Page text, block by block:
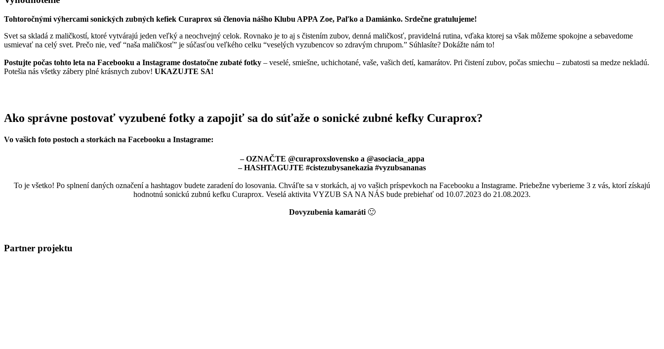
Tohtoročnými výhercami sonických zubných kefiek Curaprox sú členovia nášho Klubu APPA Zoe, Paľko a Damiánko. Srdečne gratulujeme!
Svet sa skladá z maličkostí, ktoré vytvárajú jeden veľký a neochvejný celok. Rovnako je to aj s čistením zubov, denná maličkosť, pravidelná rutina, vďaka ktorej sa však môžeme spokojne a sebavedome
usmievať na celý svet. Prečo nie, veď “naša maličkosť” je súčasťou veľkého celku “veselých vyzubencov so zdravým chrupom.” Súhlasíte? Dokážte nám to!
Postujte počas tohto leta na Facebooku a Instagrame dostatočne zubaté fotky – veselé, smiešne, uchichotané, vaše, vašich detí, kamarátov. Pri čistení zubov, počas smiechu – zubatosti sa medze nekladú.
Potešia nás všetky zábery plné krásnych zubov! UKAZUJTE SA!
Ako správne postovať vyzubené fotky a zapojiť sa do súťaže o sonické zubné kefky Curaprox?
Vo vašich foto postoch a storkách na Facebooku a Instagrame:
– OZNAČTE @curaproxslovensko a @asociacia_appa
– HASHTAGUJTE #cistezubysanekazia #vyzubsananas
To je všetko! Po splnení daných označení a hashtagov budete zaradení do losovania. Chváľte sa v storkách, aj vo vašich príspevkoch na Facebooku a Instagrame. Priebežne vyberieme 3 z vás, ktorí získajú
hodnotnú sonickú zubnú kefku Curaprox. Veselá aktivita VYZUB SA NA NÁS bude prebiehať od 10.07.2023 do 21.08.2023.
Dovyzubenia kamaráti🙂
Partner projektu